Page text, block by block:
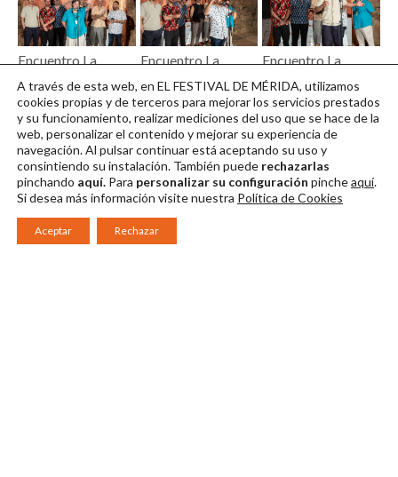
Encuentro La
comedia 08 @ Jero
Morales
Descargar en alta
Encuentro La
comedia 09 @ Jero
Morales
Descargar en alta
Encuentro La
comedia 02 @ Jero
Morales
Descargar en alta
A través de esta web, en EL FESTIVAL DE MÉRIDA, utilizamos
cookies propias y de terceros para mejorar los servicios prestados
y su funcionamiento, realizar mediciones del uso que se hace de la
web, personalizar el contenido y mejorar su experiencia de
navegación. Al pulsar continuarestá aceptando su uso y
consintiendo su instalación. También puede rechazarlas
pinchando aquí. Para personalizar su configuración pincheaquí.
Si desea más información visite nuestra Política de Cookies
Aceptar Rechazar